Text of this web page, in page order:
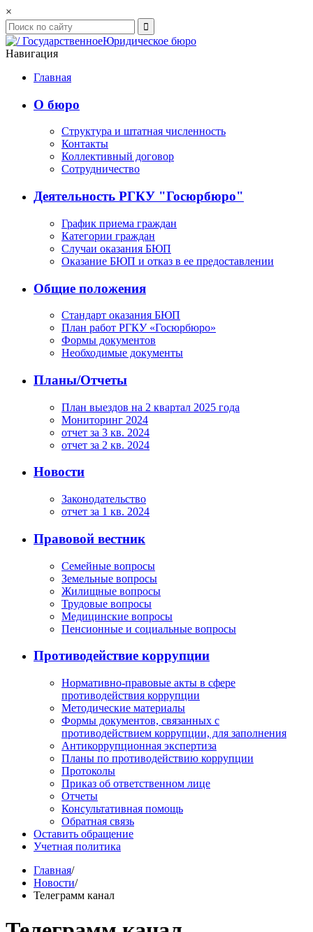
×

ГосударственноеЮридическое бюро
Навигация
Главная
О бюро
Структура и штатная численность
Контакты
Коллективный договор
Сотрудничество
Деятельность РГКУ "Госюрбюро"
График приема граждан
Категории граждан
Случаи оказания БЮП
Оказание БЮП и отказ в ее предоставлении
Общие положения
Стандарт оказания БЮП
План работ РГКУ «Госюрбюро»
Формы документов
Необходимые документы
Планы/Отчеты
План выездов на 2 квартал 2025 года
Мониторинг 2024
отчет за 3 кв. 2024
отчет за 2 кв. 2024
Новости
Законодательство
отчет за 1 кв. 2024
Правовой вестник
Семейные вопросы
Земельные вопросы
Жилищные вопросы
Трудовые вопросы
Медицинские вопросы
Пенсионные и социальные вопросы
Противодействие коррупции
Нормативно-правовые акты в сфере
противодействия коррупции
Методические материалы
Формы документов, связанных с
противодействием коррупции, для заполнения
Антикоррупционная экспертиза
Планы по противодействию коррупции
Протоколы
Приказ об ответственном лице
Отчеты
Консультативная помощь
Обратная связь
Оставить обращение
Учетная политика
Главная/
Новости/
Телеграмм канал